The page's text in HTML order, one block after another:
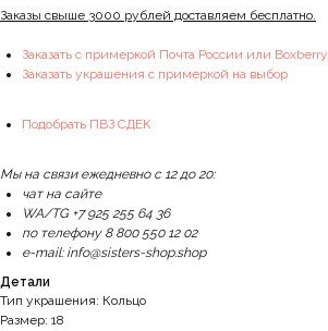
Заказы свыше 3000 рублей доставляем бесплатно.
Заказать с примеркой Почта России или Boxberry
Заказать украшения с примеркой на выбор
Подобрать ПВЗ СДЕК
Мы на связи ежедневно с 12 до 20:
чат на сайте
WA/TG +7 925 255 64 36
по телефону 8 800 550 12 02
e-mail: info@sisters-shop.shop
Детали
Тип украшения: Кольцо
Размер: 18